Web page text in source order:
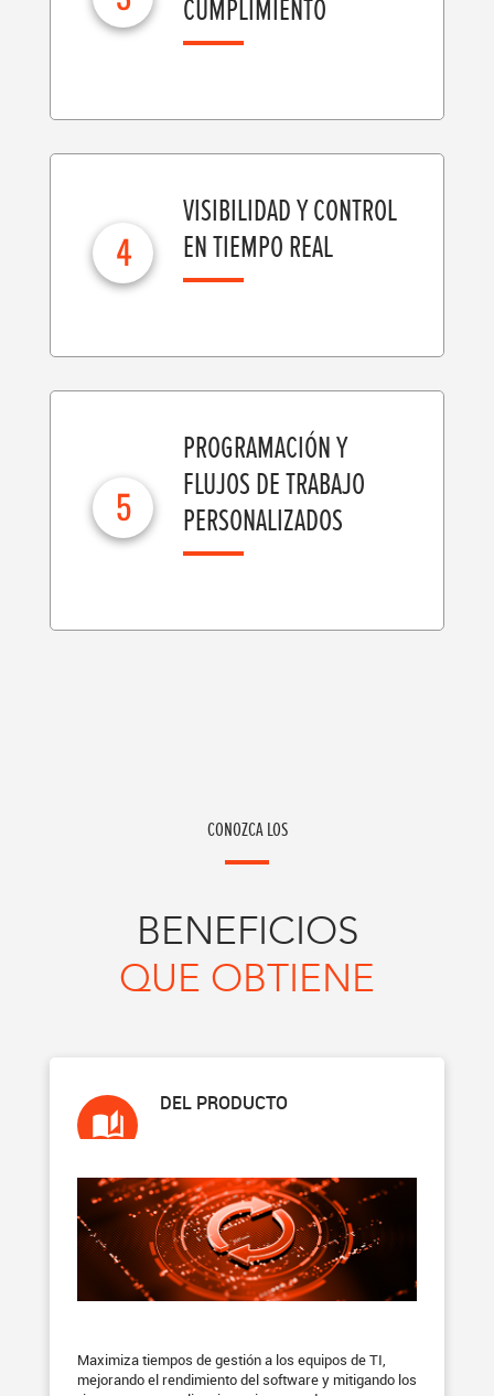
CUMPLIMIENTO
VISIBILIDAD Y CONTROL
EN TIEMPO REAL
4
PROGRAMACIÓN Y
FLUJOS DE TRABAJO
PERSONALIZADOS
5
CONOZCA LOS
BENEFICIOS
QUE OBTIENE
DEL PRODUCTO
Maximiza tiempos de gestión a los equipos de TI,
mejorando el rendimiento del software y mitigando los